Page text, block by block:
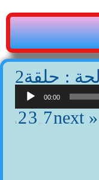
: حلقة
00:00
1 23 7next »